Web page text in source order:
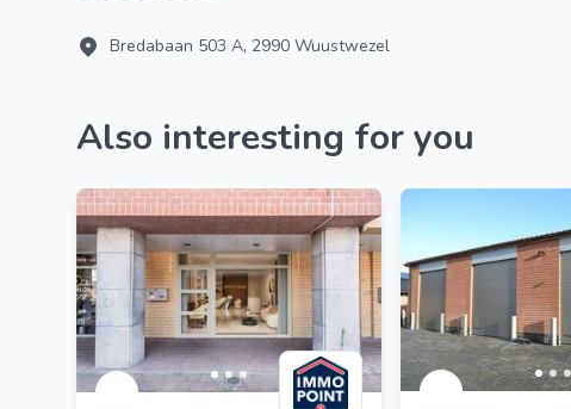
Bredabaan 503 A, 2990 Wuustwezel
Also interesting for you